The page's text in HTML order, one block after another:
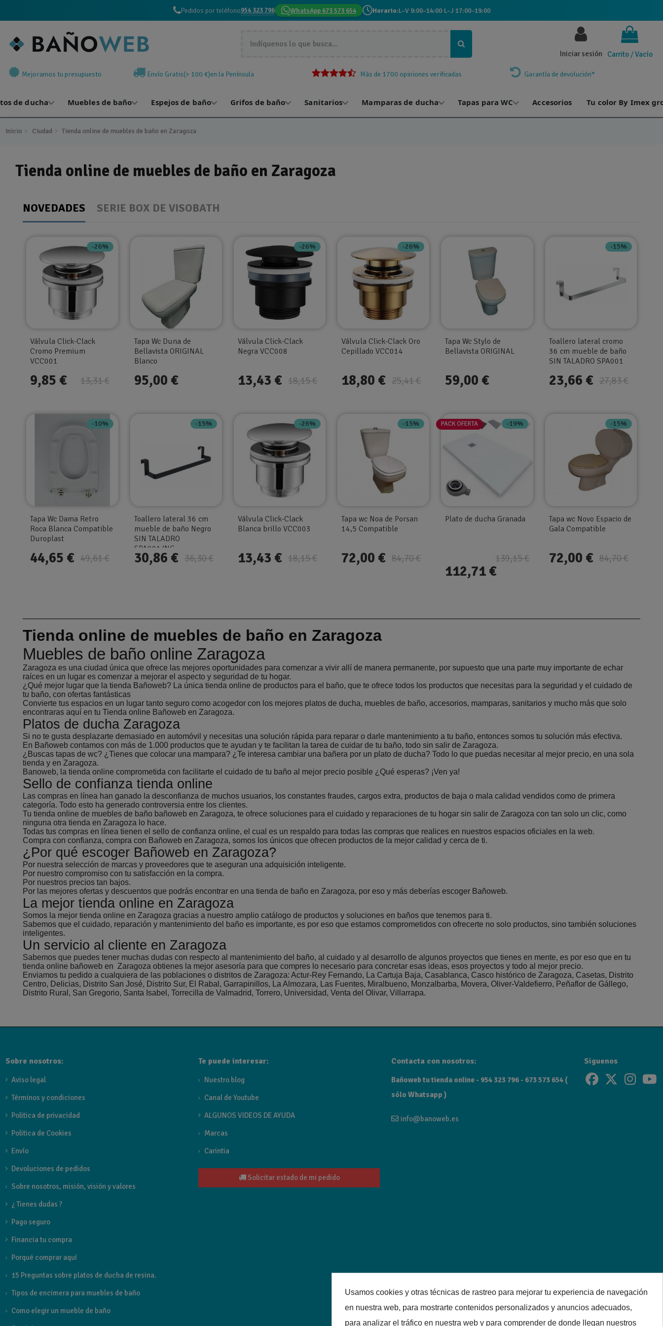
Pedidos por teléfono954 323 796 WhatsApp 673 573 654 Horario:L–V 9:00–14:00·L–J 17:00–19:00
Carrito /Vacío
Iniciar sesión
Mejoramos tu presupuesto Envío Gratis(> 100 €)en la Península Más de 1700 opiniones verificadas Garantía de devolución*
de ducha Muebles de baño Espejos de baño Grifos de baño Sanitarios Mamparas de ducha Tapas para WC Accesorios Tu color By Imex
Inicio Ciudad Tienda online de muebles de baño en Zaragoza
Tienda online de muebles de baño en Zaragoza
NOVEDADES SERIE BOX DE VISOBATH
-26%
Válvula Click-Clack
Cromo Premium
VCC001
13,31 €
9,85 €
Tapa Wc Duna de
Bellavista ORIGINAL
Blanco
95,00 €
-26%
Válvula Click-Clack
Negra VCC008
18,15 €
13,43 €
-26%
Válvula Click-Clack Oro
Cepillado VCC014
25,41 €
18,80 €
Tapa Wc Stylo de
Bellavista ORIGINAL
59,00 €
-15%
Toallero lateral cromo
36 cm mueble de baño
SIN TALADRO SPA001
27,83 €
23,66 €
-10%
Tapa Wc Dama Retro
Roca Blanca Compatible
Duroplast
49,61 €
44,65 €
-15%
Toallero lateral 36 cm
mueble de baño Negro
SIN TALADRO
SPA001/NG
36,30 €
30,86 €
-26%
Válvula Click-Clack
Blanca brillo VCC003
18,15 €
13,43 €
-15%
Tapa wc Noa de Porsan
14,5 Compatible
84,70 €
72,00 €
PACK OFERTA -19%
Plato de ducha Granada
139,15 €
112,71 €
-15%
Tapa wc Novo Espacio de
Gala Compatible
84,70 €
72,00 €
Tienda online de muebles de baño en Zaragoza
Muebles de baño online Zaragoza
Zaragoza es una ciudad única que ofrece las mejores oportunidades para comenzar a vivir allí de manera permanente, por supuesto que una parte muy importante de echar
raíces en un lugar es comenzar a mejorar el aspecto y seguridad de tu hogar.
¿Qué mejor lugar que la tienda Bañoweb? La única tienda online de productos para el baño, que te ofrece todos los productos que necesitas para la seguridad y el cuidado de
tu baño, con ofertas fantásticas
Convierte tus espacios en un lugar tanto seguro como acogedor con los mejores platos de ducha, muebles de baño, accesorios, mamparas, sanitarios y mucho más que solo
encontraras aquí en tu Tienda online Bañoweb en Zaragoza.
Platos de ducha Zaragoza
Si no te gusta desplazarte demasiado en automóvil y necesitas una solución rápida para reparar o darle mantenimiento a tu baño, entonces somos tu solución más efectiva.
En Bañoweb contamos con más de 1.000 productos que te ayudan y te facilitan la tarea de cuidar de tu baño, todo sin salir de Zaragoza.
¿Buscas tapas de wc? ¿Tienes que colocar una mampara? ¿Te interesa cambiar una bañera por un plato de ducha? Todo lo que puedas necesitar al mejor precio, en una sola
tienda y en Zaragoza.
Banoweb, la tienda online comprometida con facilitarte el cuidado de tu baño al mejor precio posible ¿Qué esperas? ¡Ven ya!
Sello de confianza tienda online
Las compras en línea han ganado la desconfianza de muchos usuarios, los constantes fraudes, cargos extra, productos de baja o mala calidad vendidos como de primera
categoría. Todo esto ha generado controversia entre los clientes.
Tu tienda online de muebles de baño bañoweb en Zaragoza, te ofrece soluciones para el cuidado y reparaciones de tu hogar sin salir de Zaragoza con tan solo un clic, como
ninguna otra tienda en Zaragoza lo hace.
Todas tus compras en línea tienen el sello de confianza online, el cual es un respaldo para todas las compras que realices en nuestros espacios oficiales en la web.
Compra con confianza, compra con Bañoweb en Zaragoza, somos los únicos que ofrecen productos de la mejor calidad y cerca de ti.
¿Por qué escoger Bañoweb en Zaragoza?
Por nuestra selección de marcas y proveedores que te aseguran una adquisición inteligente.
Por nuestro compromiso con tu satisfacción en la compra.
Por nuestros precios tan bajos.
Por las mejores ofertas y descuentos que podrás encontrar en una tienda de baño en Zaragoza, por eso y más deberías escoger Bañoweb.
La mejor tienda online en Zaragoza
Somos la mejor tienda online en Zaragoza gracias a nuestro amplio catálogo de productos y soluciones en baños que tenemos para ti.
Sabemos que el cuidado, reparación y mantenimiento del baño es importante, es por eso que estamos comprometidos con ofrecerte no solo productos, sino también soluciones
inteligentes.
Un servicio al cliente en Zaragoza
Sabemos que puedes tener muchas dudas con respecto al mantenimiento del baño, al cuidado y al desarrollo de algunos proyectos que tienes en mente, es por eso que en tu
tienda online bañoweb en Zaragoza obtienes la mejor asesoría para que compres lo necesario para concretar esas ideas, esos proyectos y todo al mejor precio.
Enviamos tu pedido a cualquiera de las poblaciones o distritos de Zaragoza: Actur-Rey Fernando, La Cartuja Baja, Casablanca, Casco histórico de Zaragoza, Casetas, Distrito
Centro, Delicias, Distrito San José, Distrito Sur, El Rabal, Garrapinillos, La Almozara, Las Fuentes, Miralbueno, Monzalbarba, Movera, Oliver-Valdefierro, Peñaflor de Gállego,
Distrito Rural, San Gregorio, Santa Isabel, Torrecilla de Valmadrid, Torrero, Universidad, Venta del Olivar, Villarrapa.
Sobre nosotros:
Aviso legal
Términos y condiciones
Politica de privacidad
Politica de Cookies
Envío
Devoluciones de pedidos
Sobre nosotros, misión, visión y valores
¿ Tienes dudas ?
Pago seguro
Financia tu compra
Porqué comprar aquí
15 Preguntas sobre platos de ducha de resina.
Tipos de encimera para muebles de baño
Como elegir un mueble de baño
Te puede interesar:
Nuestro blog
Canal de Youtube
ALGUNOS VIDEOS DE AYUDA
Marcas
Carintia
Solicitar estado de mi pedido
Contacta con nosotros:
Bañoweb tu tienda online - 954 323 796 - 673 573 654 (
sólo Whatsapp )
info@banoweb.es
Siguenos
Usamos cookies y otras técnicas de rastreo para mejorar tu experiencia de navegación
en nuestra web, para mostrarte contenidos personalizados y anuncios adecuados,
para analizar el tráfico en nuestra web y para comprender de donde llegan nuestros